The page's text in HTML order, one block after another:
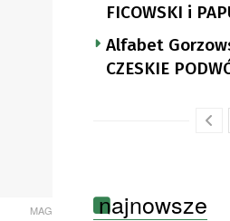
MAG
FICOWSKI i
Alfabet
CZESKIE
najnowsze